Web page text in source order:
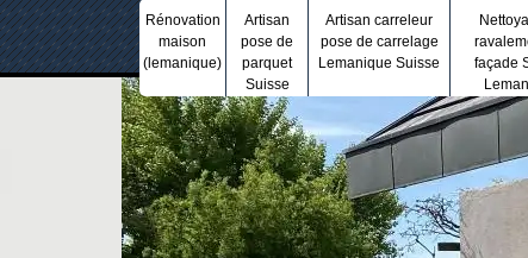
Rénovation
maison
(lemanique)
Artisan
pose de
parquet
Suisse
Artisan carreleur
pose de carrelage
Lemanique Suisse
façade